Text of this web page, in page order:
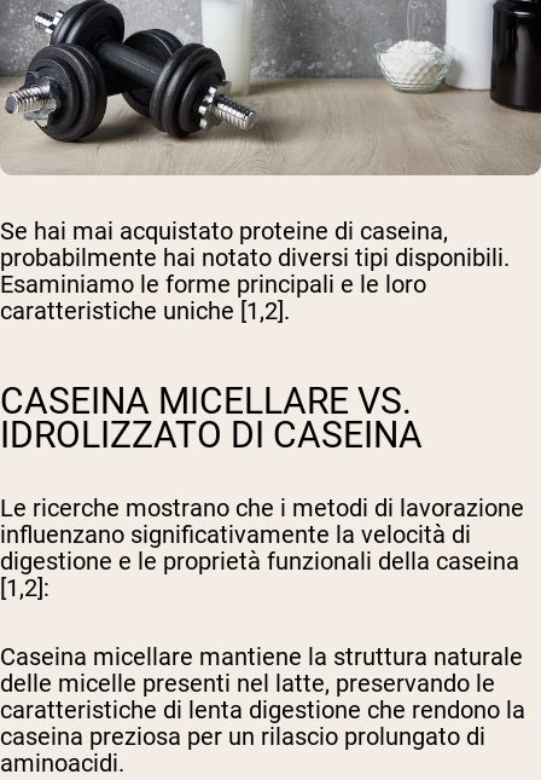
Se hai mai acquistato proteine di caseina,
probabilmente hai notato diversi tipi disponibili.
Esaminiamo le forme principali e le loro
caratteristiche uniche [1,2].
CASEINA MICELLARE VS.
IDROLIZZATO DI CASEINA
Le ricerche mostrano che i metodi di lavorazione
influenzano significativamente la velocità di
digestione e le proprietà funzionali della caseina
[1,2]:
Caseina micellare mantiene la struttura naturale
delle micelle presenti nel latte, preservando le
caratteristiche di lenta digestione che rendono la
caseina preziosa per un rilascio prolungato di
aminoacidi.